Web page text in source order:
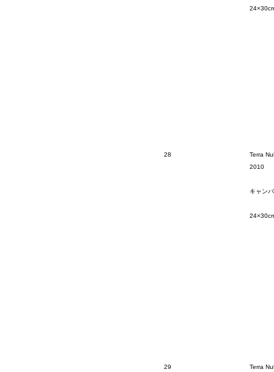
28
Terra
2010
キャン
29
Terra